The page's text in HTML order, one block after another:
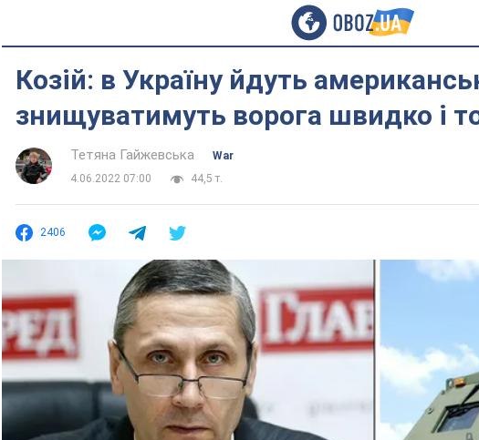
Козій: в Україну йдуть
знищуватимуть ворога швидко і
Тетяна Гайжевська
War
4.06.2022 07:00
44,5 т.
2406